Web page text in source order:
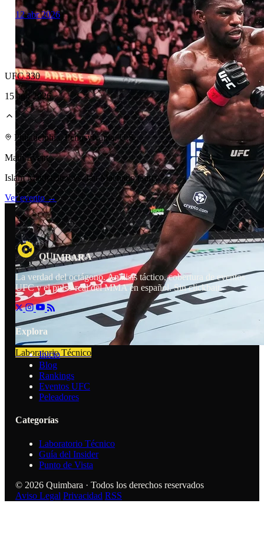
Laboratorio Técnico
Laboratorio Técnico
12 abr 2026
UFC 330
15 ago 2026
Philadelphia, Pennsylvania, U.S.
Main Event
Islam Makhachev vs. Ian Machado Garry
Ver evento →
QUIMBARA
La verdad del octágono. Análisis táctico, cobertura de eventos
UFC y el pulso real del MMA en español. Sin clickbait.
Explora
Inicio
Blog
Rankings
Eventos UFC
Peleadores
Categorías
Laboratorio Técnico
Guía del Insider
Punto de Vista
© 2026 Quimbara · Todos los derechos reservados
Aviso Legal Privacidad RSS